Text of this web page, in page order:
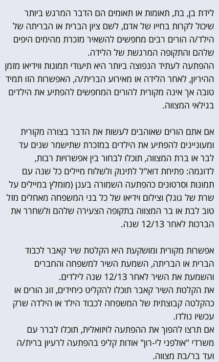
לידת בן, בת, תאומות או תאומים הם הדבר המרגש ביותר
שיכול לקרות בחייו של אדם, לשם ציון הברית או הבריתה של
הילד/ה הורים רבים מחפשים להשאיר מזכרת מהימים היפים
שלהם והתקופה המרגשת של הלידה.
ההפתעה לעתיד הנפוצה ביותר היא תיעודי תמונות ווידיאו מזמן
ההיריון, לאחר הלידה או מאירוע הברית/ה, האפשרות הזו תמיד
טובה אך אינה מקורית להורים המחפשים להפתיע את הילדים
בגילאי המצווה.
אם אתם הורים שאוהבים לעשות את הדבר בצורה מקורית
ומעוניינים להפתיע את הילדים במזכרת שתישמר שנים עד
לבר או ברת המצווה, תוכלו לבחור בין אפשרויות רבות,
לדוגמה: פתיחת דוא"ל לתינוק ולשלוח מיילים כל שנה עם
תמונות וסרטונים כהפתעה השמורה בענן (מומלץ במיילים על
שרת של גוגל) וצילום וידיאו של כל בני המשפחה מאחלים מזל
טוב לבת או בר המצווה בתקופה הצעירה שלהם ולשחרר את
הברכות לאחר 12/13 שנה.
אפשרות מקורית ומושקעת היא הקלטת שיר קאבר לכבוד
הברית או הבריתה, השמעת השיר למשפחה והחברים
והשמעת את השיר לאחר 12/13 שנה לילדים.
את הקלטת השיר קאבר תוכלו להקליט כיחידים, זוג הורים או
כהקלטה קבוצתית של המשפחה לכבוד הילד או הילדה שרק
עכשיו נולדו.
אם תרצו להפוך את ההפתעה לויזואלית, תוכלו לברר עם
משרדי "אולפני לי-רון" אודות קליפ בהפתעה לרעיון ברית/ה
ועד בר/בת מצווה.